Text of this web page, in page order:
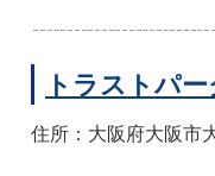
トラストパ
住所：大阪府大阪市